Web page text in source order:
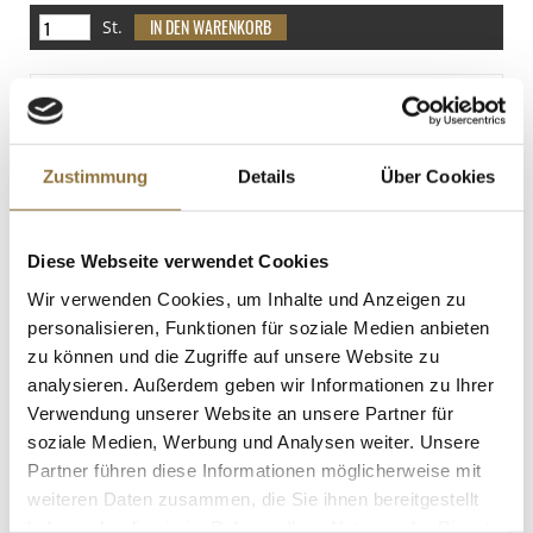
Zustimmung Details Über Cookies
Diese Webseite verwendet Cookies
Wir verwenden Cookies, um Inhalte und Anzeigen zu
personalisieren, Funktionen für soziale Medien anbieten
zu können und die Zugriffe auf unsere Website zu
analysieren. Außerdem geben wir Informationen zu Ihrer
Verwendung unserer Website an unsere Partner für
soziale Medien, Werbung und Analysen weiter. Unsere
Partner führen diese Informationen möglicherweise mit
weiteren Daten zusammen, die Sie ihnen bereitgestellt
6.88 g
Salz
Spuren
Sojabohnen
St.
€ 3,16
St.
Dobla, 115 g, 144 St
Art.Nr.:58910